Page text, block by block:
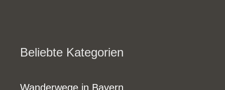
Beliebte Kategorien
Wanderwege in Bayern